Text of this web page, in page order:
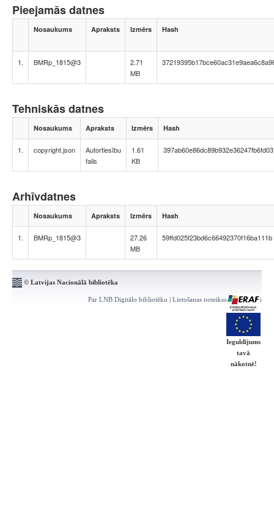
Pieejamās datnes
Nosaukums Apraksts Izmērs Hash
1. BMRp_1815@3
2.71
MB
Tehniskās datnes
Nosaukums Apraksts Izmērs Hash
1. copyright.json
Autortiesību
fails
1.61
KB
Arhīvdatnes
Nosaukums Apraksts Izmērs Hash
1. BMRp_1815@3
27.26
MB
59ffd025f23bd6c66492370f16ba111b
© Latvijas Nacionālā bibliotēka
Par LNB Digitālo bibliotēku | Lietošanas noteikumi | Kontakti
Ieguldījums
tavā
nākotnē!